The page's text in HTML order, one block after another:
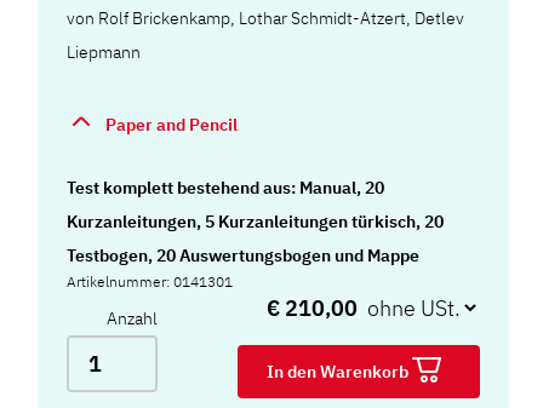
von Rolf Brickenkamp, Lothar Schmidt-Atzert, Detlev
Liepmann
Paper and Pencil
Test komplett bestehend aus: Manual, 20
Kurzanleitungen, 5 Kurzanleitungen türkisch, 20
Testbogen, 20 Auswertungsbogen und Mappe
Artikelnummer: 0141301
Anzahl € 210,00
In den Warenkorb